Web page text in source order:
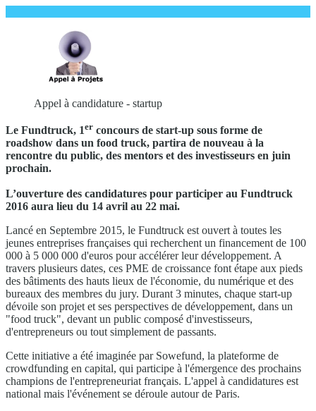
Appel à candidature - startup
Le Fundtruck, 1er concours de start-up sous forme de
roadshow dans un food truck, partira de nouveau à la
rencontre du public, des mentors et des investisseurs en juin
prochain.
L’ouverture des candidatures pour participer au Fundtruck
2016 aura lieu du 14 avril au 22 mai.
Lancé en Septembre 2015, le Fundtruck est ouvert à toutes les
jeunes entreprises françaises qui recherchent un financement de 100
000 à 5 000 000 d'euros pour accélérer leur développement. A
travers plusieurs dates, ces PME de croissance font étape aux pieds
des bâtiments des hauts lieux de l'économie, du numérique et des
bureaux des membres du jury. Durant 3 minutes, chaque start-up
dévoile son projet et ses perspectives de développement, dans un
"food truck", devant un public composé d'investisseurs,
d'entrepreneurs ou tout simplement de passants.
Cette initiative a été imaginée par Sowefund, la plateforme de
crowdfunding en capital, qui participe à l'émergence des prochains
champions de l'entrepreneuriat français. L'appel à candidatures est
national mais l'événement se déroule autour de Paris.